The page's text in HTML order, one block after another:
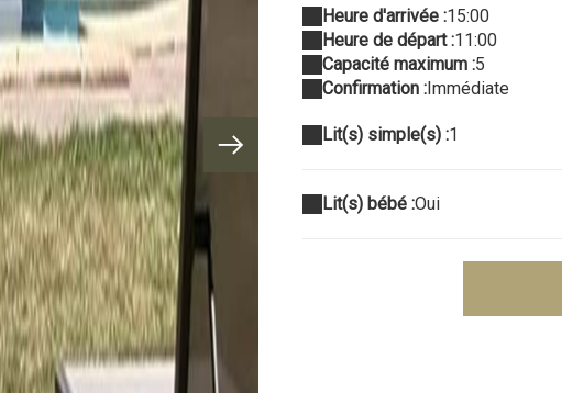
Heure d'arrivée :15:00
Heure de départ :11:00
Capacité maximum :5
Confirmation :Immédiate
Lit(s) simple(s) :1
Lit(s) bébé :Oui